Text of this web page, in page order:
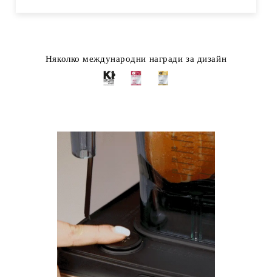
Няколко международни награди за дизайн